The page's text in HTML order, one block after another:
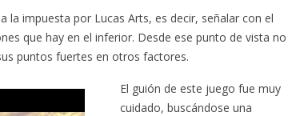
la impuesta por Lucas Arts, es decir, señalar con el
que hay en el inferior. Desde ese punto de vista no
puntos fuertes en otros factores.
El guión de este juego fue muy
cuidado, buscándose una